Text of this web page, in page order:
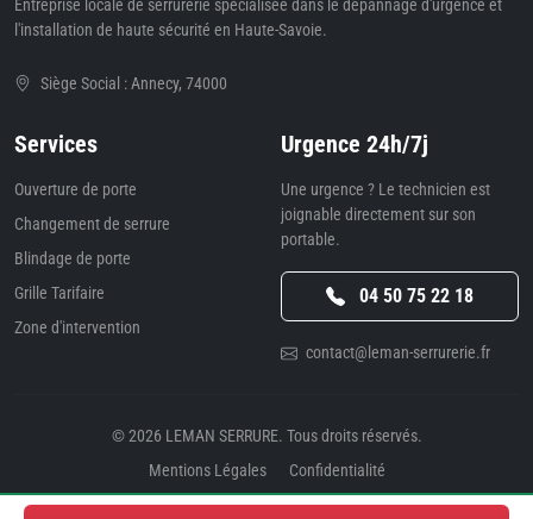
Entreprise locale de serrurerie spécialisée dans le dépannage d'urgence et
l'installation de haute sécurité en Haute-Savoie.
Siège Social : Annecy, 74000
Services
Ouverture de porte
Changement de serrure
Blindage de porte
Grille Tarifaire
Zone d'intervention
Urgence 24h/7j
Une urgence ? Le technicien est
joignable directement sur son
portable.
04 50 75 22 18
contact@leman-serrurerie.fr
© 2026 LEMAN SERRURE. Tous droits réservés.
Mentions Légales
Confidentialité